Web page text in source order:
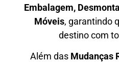
Embalagem,
Móveis, garantindo
destino com
Além das Mudanças